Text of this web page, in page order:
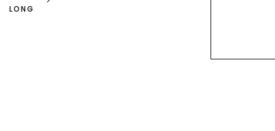
LONG